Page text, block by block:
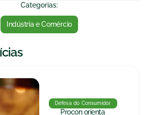
Categorias:
Indústria e Comércio
Defesa do Consumidor
Procon orienta